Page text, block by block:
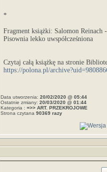
*
Fragment książki: Salomon
Pisownia lekko uwspółcześniona
Czytaj całą książkę na stronie
https://polona.pl/
Data utworzenia: 20/02/2020 @ 05:44
Ostatnie zmiany: 20/03/2020 @ 01:44
Kategoria : =>> ART. PRZEKROJOWE
Strona czytana 90369 razy